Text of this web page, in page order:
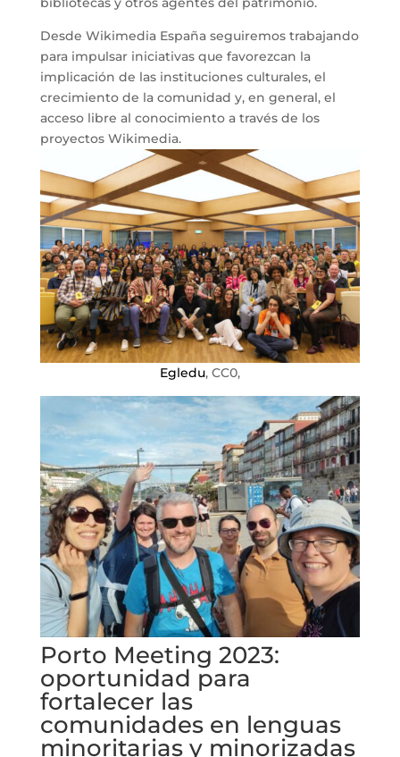
Desde Wikimedia España seguiremos trabajando
para impulsar iniciativas que favorezcan la
implicación de las instituciones culturales, el
crecimiento de la comunidad y, en general, el
acceso libre al conocimiento a través de los
proyectos Wikimedia.
Egledu, CC0,
Porto Meeting 2023:
oportunidad para
fortalecer las
comunidades en lenguas
minoritarias y minorizadas